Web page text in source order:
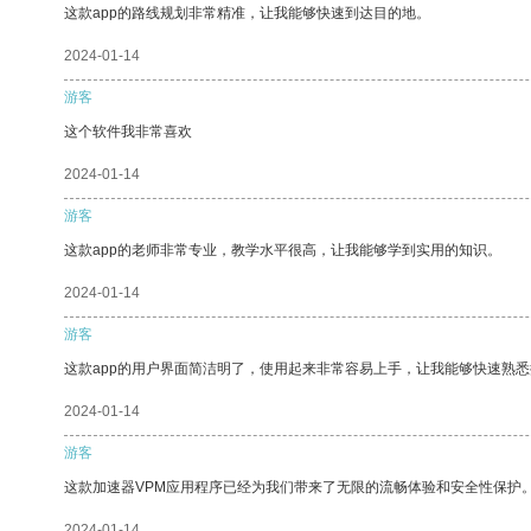
这款app的路线规划非常精准，让我能够快速到达目的地。
2024-01-14
游客
这个软件我非常喜欢
2024-01-14
游客
这款app的老师非常专业，教学水平很高，让我能够学到实用的知识。
2024-01-14
游客
这款app的用户界面简洁明了，使用起来非常容易上手，让我能够快速熟悉
2024-01-14
游客
这款加速器VPM应用程序已经为我们带来了无限的流畅体验和安全性保护。